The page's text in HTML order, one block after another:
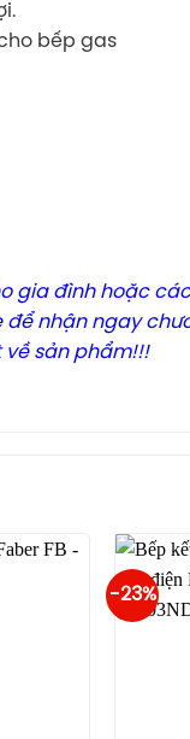
bếp gas
gia đình hoặc
để nhận ngay
sản phẩm!!!
-23%